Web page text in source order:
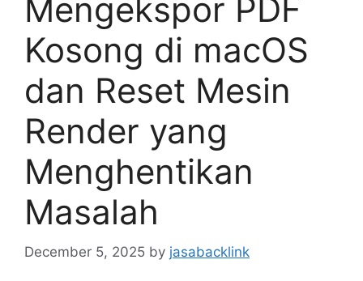
Mengekspor PDF
Kosong di macOS
dan Reset Mesin
Render yang
Menghentikan
Masalah
December 5, 2025 by jasabacklink